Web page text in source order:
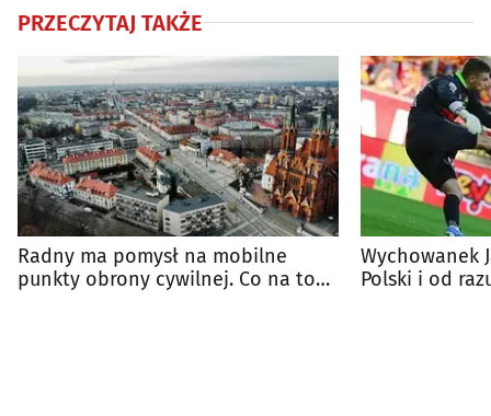
PRZECZYTAJ TAKŻE
Radny ma pomysł na mobilne
punkty obrony cywilnej. Co na to
Wychowanek
Polski i od